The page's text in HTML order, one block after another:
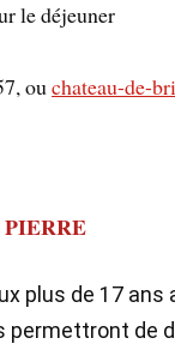
le déjeuner
ouchateau-de-
plus de 17 ans
permettront de